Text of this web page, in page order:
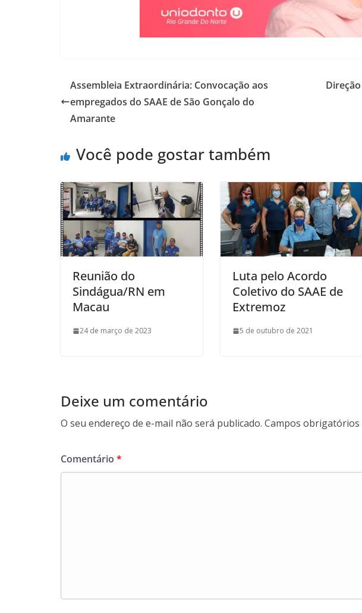
Assembleia Extraordinária: Convocação aos
empregados do SAAE de São Gonçalo do
Amarante
Você pode gostar também
Reunião do
Sindágua/RN em
Macau
24 de março de 2023
Luta pelo Acordo
Coletivo do SAAE de
Extremoz
5 de outubro de 2021
Deixe um comentário
O seu endereço de e-mail não será publicado. Campos obrigatórios
Comentário *